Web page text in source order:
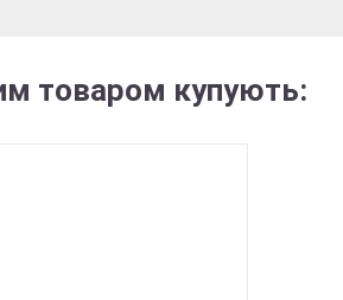
товаром купують: